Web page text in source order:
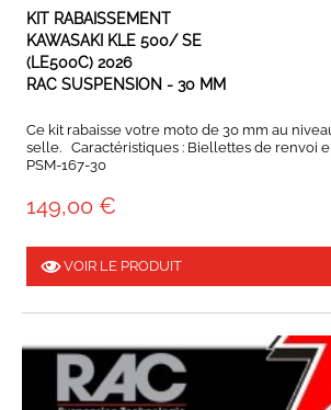
EXPÉDIÉ SOUS 3 À 5 JOURS
KIT RABAISSEMENT
KAWASAKI KLE 500/ SE
(LE500C) 2026
RAC SUSPENSION - 30 MM
Ce kit rabaisse votre moto de 30 mm au
selle. Caractéristiques : Biellettes de renvoi
PSM-167-30
149,00 €
VOIR LE PRODUIT